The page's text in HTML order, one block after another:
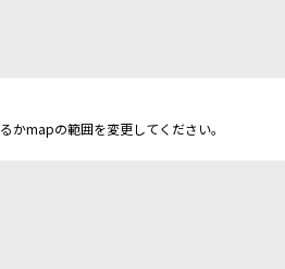
かmapの範囲を変更してください。